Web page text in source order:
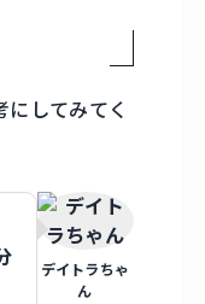
にしてみてく
デイトラちゃ
ん